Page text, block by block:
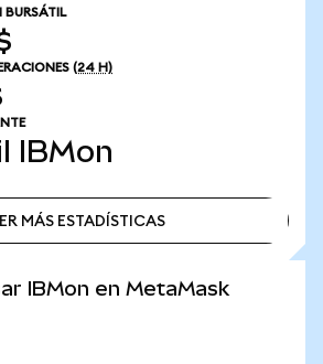
(24 H)
IBMon
MÁS ESTADÍSTICAS
IBMon en MetaMask